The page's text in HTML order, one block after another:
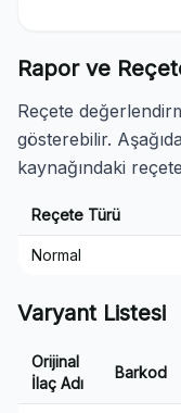
Rapor ve
Reçete
gösterebilir.
kaynağındaki
Reçete Türü
Normal
Varyant Listesi
Orijinal
İlaç Adı
Barkod